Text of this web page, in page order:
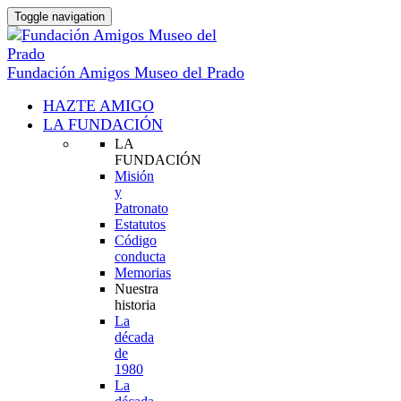
Toggle navigation
Fundación Amigos Museo del Prado
HAZTE AMIGO
LA FUNDACIÓN
LA
FUNDACIÓN
Misión
y
Patronato
Estatutos
Código
conducta
Memorias
Nuestra
historia
La
década
de
1980
La